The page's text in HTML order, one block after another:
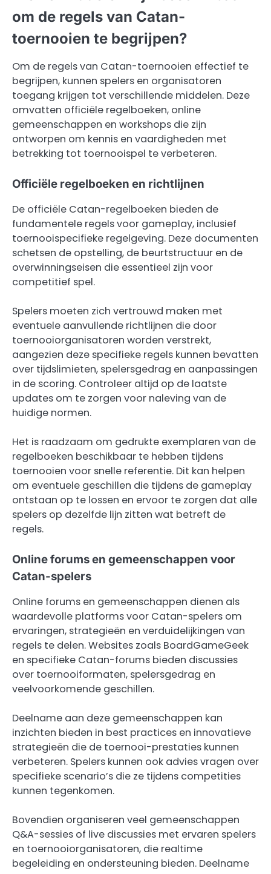
om de regels van Catan-
toernooien te begrijpen?
Om de regels van Catan-toernooien effectief te
begrijpen, kunnen spelers en organisatoren
toegang krijgen tot verschillende middelen. Deze
omvatten officiële regelboeken, online
gemeenschappen en workshops die zijn
ontworpen om kennis en vaardigheden met
betrekking tot toernooispel te verbeteren.
Officiële regelboeken en richtlijnen
De officiële Catan-regelboeken bieden de
fundamentele regels voor gameplay, inclusief
toernooispecifieke regelgeving. Deze documenten
schetsen de opstelling, de beurtstructuur en de
overwinningseisen die essentieel zijn voor
competitief spel.
Spelers moeten zich vertrouwd maken met
eventuele aanvullende richtlijnen die door
toernooiorganisatoren worden verstrekt,
aangezien deze specifieke regels kunnen bevatten
over tijdslimieten, spelersgedrag en aanpassingen
in de scoring. Controleer altijd op de laatste
updates om te zorgen voor naleving van de
huidige normen.
Het is raadzaam om gedrukte exemplaren van de
regelboeken beschikbaar te hebben tijdens
toernooien voor snelle referentie. Dit kan helpen
om eventuele geschillen die tijdens de gameplay
ontstaan op te lossen en ervoor te zorgen dat alle
spelers op dezelfde lijn zitten wat betreft de
regels.
Online forums en gemeenschappen voor
Catan-spelers
Online forums en gemeenschappen dienen als
waardevolle platforms voor Catan-spelers om
ervaringen, strategieën en verduidelijkingen van
regels te delen. Websites zoals BoardGameGeek
en specifieke Catan-forums bieden discussies
over toernooiformaten, spelersgedrag en
veelvoorkomende geschillen.
Deelname aan deze gemeenschappen kan
inzichten bieden in best practices en innovatieve
strategieën die de toernooi-prestaties kunnen
verbeteren. Spelers kunnen ook advies vragen over
specifieke scenario’s die ze tijdens competities
kunnen tegenkomen.
Bovendien organiseren veel gemeenschappen
Q&A-sessies of live discussies met ervaren spelers
en toernooiorganisatoren, die realtime
begeleiding en ondersteuning bieden. Deelname